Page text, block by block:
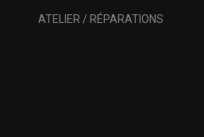
ATELIER / RÉPARATIONS